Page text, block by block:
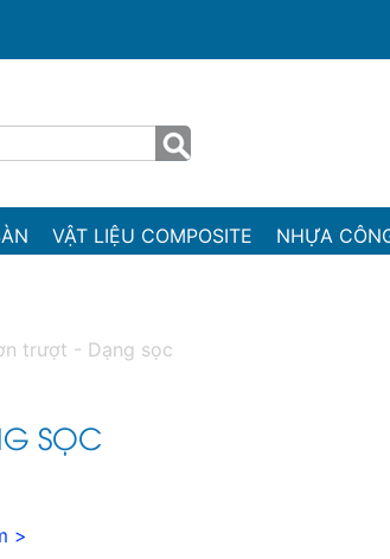
VẬT LIỆU COMPOSITE NHỰA
trượt - Dạng sọc
SỌC
>